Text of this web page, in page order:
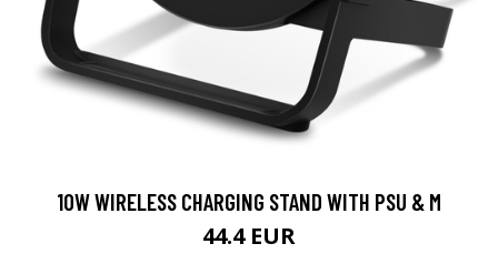
10W WIRELESS CHARGING STAND WITH PSU & M
44.4 EUR